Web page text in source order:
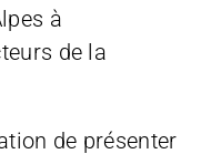
à
de la
de présenter